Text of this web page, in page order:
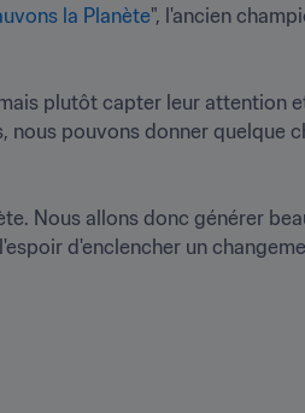
la Planète", l'ancien
plutôt capter leur attention
pouvons donner quelque
Nous allons donc générer
d'enclencher un